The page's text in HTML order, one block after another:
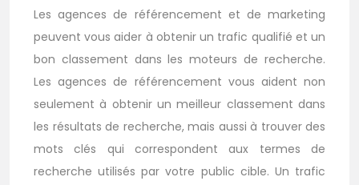
Les agences de référencement et de marketing
peuvent vous aider à obtenir un trafic qualifié et un
bon classement dans les moteurs de recherche.
Les agences de référencement vous aident non
seulement à obtenir un meilleur classement dans
les résultats de recherche, mais aussi à trouver des
mots clés qui correspondent aux termes de
recherche utilisés par votre public cible. Un trafic